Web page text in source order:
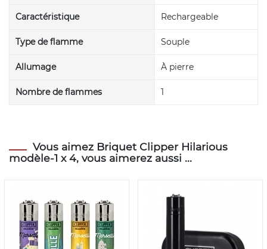
Caractéristique Rechargeable
Type de flamme Souple
Allumage À pierre
Nombre de flammes 1
Vous aimez Briquet Clipper Hilarious
modèle-1 x 4, vous aimerez aussi ...